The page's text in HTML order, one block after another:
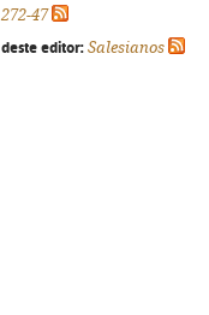
272-47
deste editor: Salesianos